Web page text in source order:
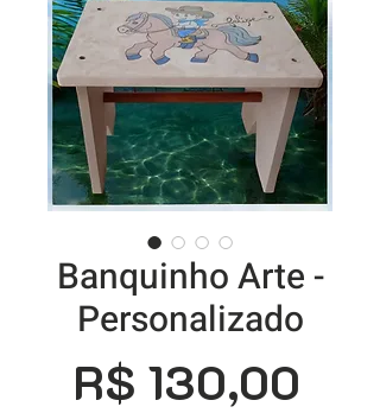
Banquinho Arte -
Personalizado
R$ 130,00